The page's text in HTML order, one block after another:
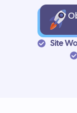
Site